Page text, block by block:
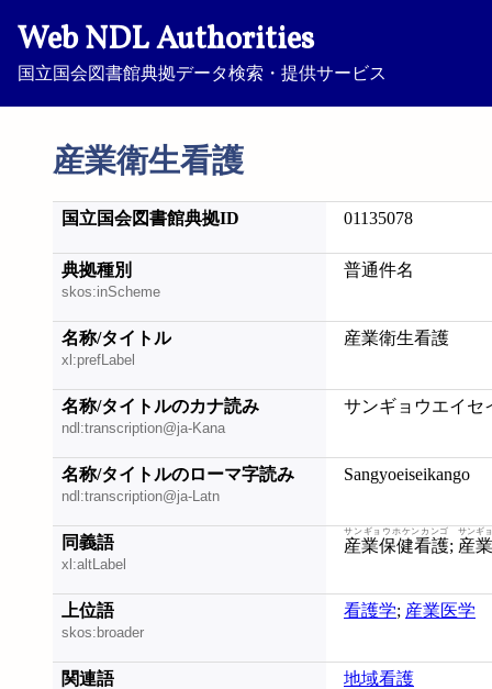
Web NDL Authorities
国立国会図書館典拠データ検索・提供サービス
産業衛生看護
国立国会図書館典拠ID 01135078
典拠種別
skos:inScheme
普通件名
名称/タイトル
xl:prefLabel
産業衛生看護
名称/タイトルのカナ読み
ndl:transcription@ja-Kana
サンギョウエイセ
名称/タイトルのローマ字読み
ndl:transcription@ja-Latn
Sangyoeiseikango
同義語
xl:altLabel
産業保健看護
サンギョウホケンカンゴ
; 産
サンギ
上位語
skos:broader
看護学; 産業医学
関連語 地域看護